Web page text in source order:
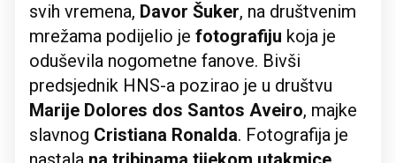
svih vremena, Davor Šuker, na društvenim
mrežama podijelio je fotografiju koja je
oduševila nogometne fanove. Bivši
predsjednik HNS-a pozirao je u društvu
Marije Dolores dos Santos Aveiro, majke
slavnog Cristiana Ronalda. Fotografija je